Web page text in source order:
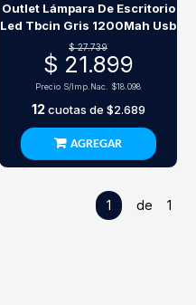
Outlet Lámpara De Escritorio
Led Tbcin Gris 1200Mah Usb
$ 27.739
$ 21.899
Precio S/Imp.Nac. $18.098
12cuotas de $2.689
AGREGAR
1 de 1